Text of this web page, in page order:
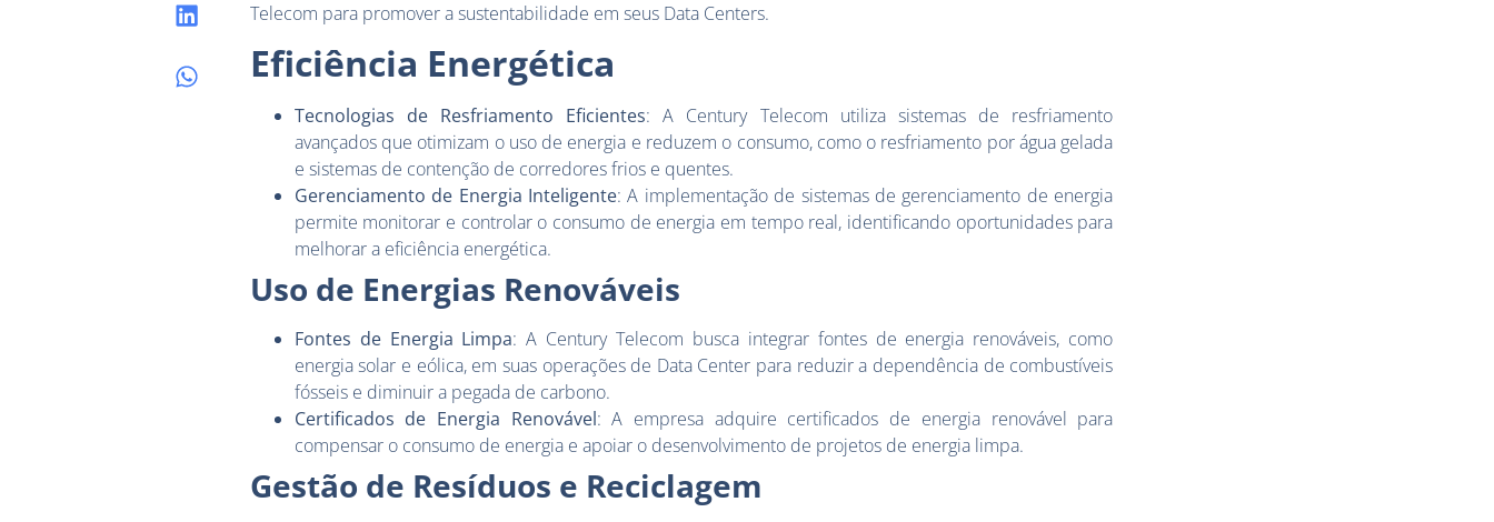
Telecom para promover a sustentabilidade em seus Data Centers.
Eficiência Energética
Tecnologias de Resfriamento Eficientes: A Century Telecom utiliza sistemas de resfriamento
avançados que otimizam o uso de energia e reduzem o consumo, como o resfriamento por água gelada
e sistemas de contenção de corredores frios e quentes.
Gerenciamento de Energia Inteligente: A implementação de sistemas de gerenciamento de energia
permite monitorar e controlar o consumo de energia em tempo real, identificando oportunidades para
melhorar a eficiência energética.
Uso de Energias Renováveis
Fontes de Energia Limpa: A Century Telecom busca integrar fontes de energia renováveis, como
energia solar e eólica, em suas operações de Data Center para reduzir a dependência de combustíveis
fósseis e diminuir a pegada de carbono.
Certificados de Energia Renovável: A empresa adquire certificados de energia renovável para
compensar o consumo de energia e apoiar o desenvolvimento de projetos de energia limpa.
Gestão de Resíduos e Reciclagem